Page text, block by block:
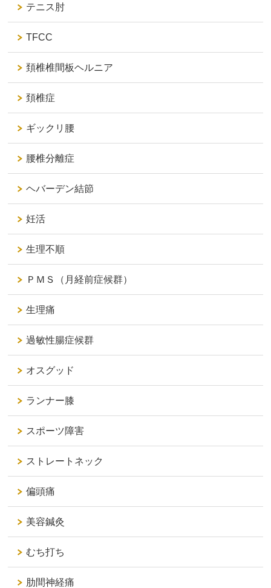
テニス肘
TFCC
頚椎椎間板ヘルニア
頚椎症
ギックリ腰
腰椎分離症
ヘバーデン結節
妊活
生理不順
ＰＭＳ（月経前症候群）
生理痛
過敏性腸症候群
オスグッド
ランナー膝
スポーツ障害
ストレートネック
偏頭痛
美容鍼灸
むち打ち
肋間神経痛